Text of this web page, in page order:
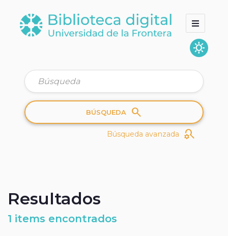
sunny
Colecciones
Quienes somos
BÚSQUEDA search
Búsqueda avanzada search_gear
Resultados
1 items encontrados